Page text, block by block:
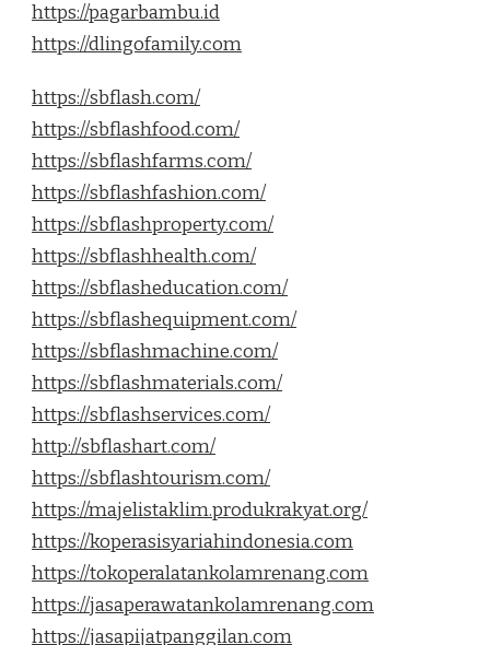
https://pagarbambu.id
https://dlingofamily.com
https://sbflash.com/
https://sbflashfood.com/
https://sbflashfarms.com/
https://sbflashfashion.com/
https://sbflashproperty.com/
https://sbflashhealth.com/
https://sbflasheducation.com/
https://sbflashequipment.com/
https://sbflashmachine.com/
https://sbflashmaterials.com/
https://sbflashservices.com/
http://sbflashart.com/
https://sbflashtourism.com/
https://majelistaklim.produkrakyat.org/
https://koperasisyariahindonesia.com
https://tokoperalatankolamrenang.com
https://jasaperawatankolamrenang.com
https://jasapijatpanggilan.com